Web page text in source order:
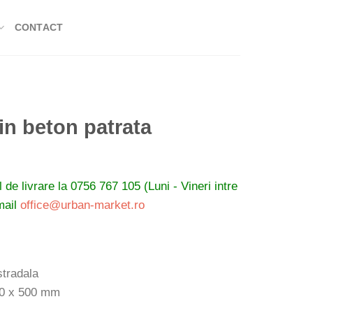
CONTACT
beton patrata
de livrare la 0756 767 105 (Luni - Vineri intre
office@urban-market.ro
x 500 mm